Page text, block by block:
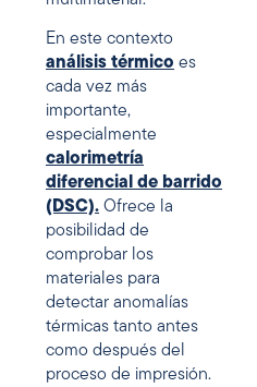
En este contexto
análisis térmico es
cada vez más
importante,
especialmente
calorimetría
diferencial de barrido
(DSC). Ofrece la
posibilidad de
comprobar los
materiales para
detectar anomalías
térmicas tanto antes
como después del
proceso de impresión.